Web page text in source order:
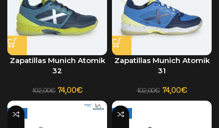
Zapatillas Munich Atomik
32
102,00€ 74,00€
Zapatillas Munich Atomik
31
102,00€ 74,00€
-33% -28%